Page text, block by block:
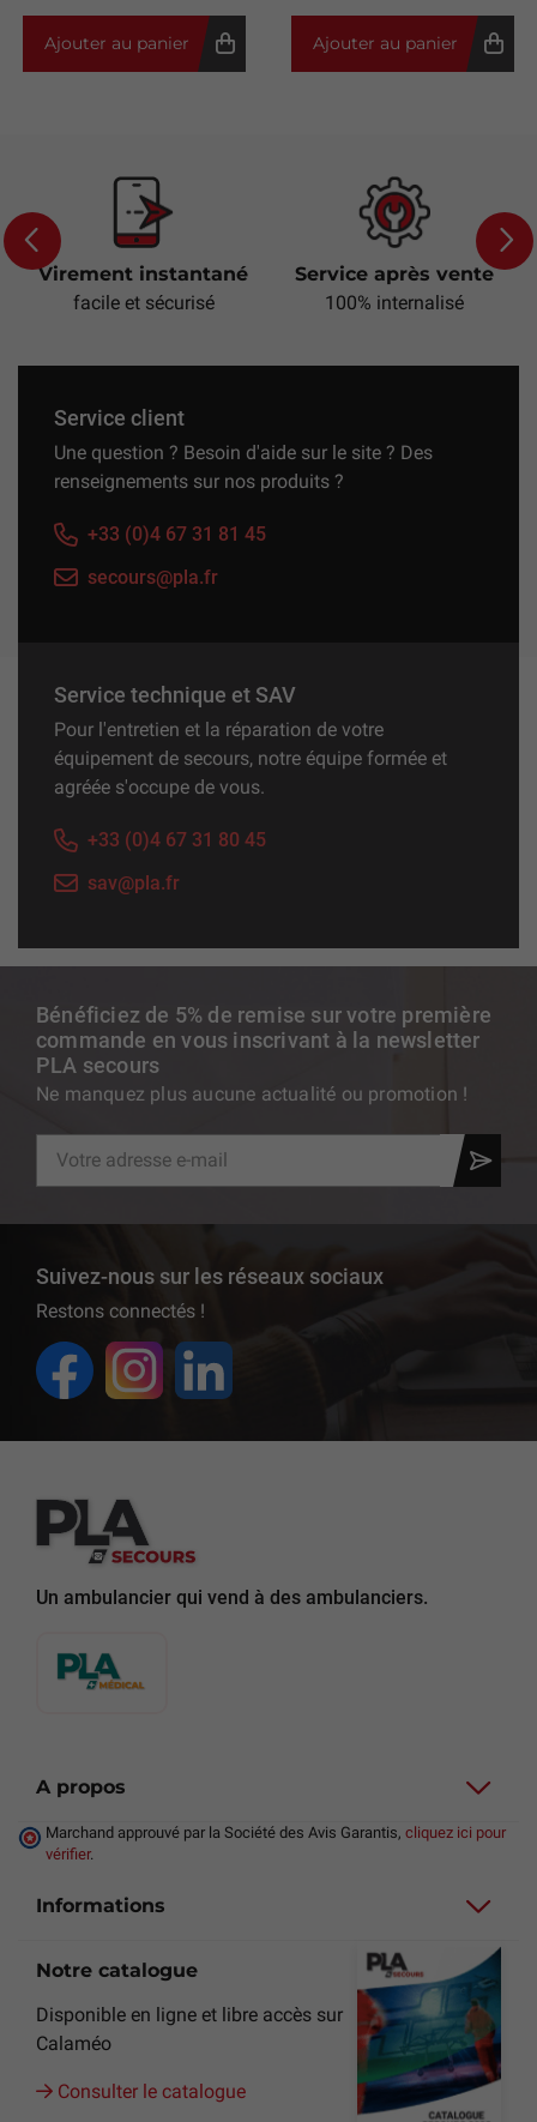
Ajouter au panier Ajouter au panier
Previous
Virement instantané
facile et sécurisé
Service après vente
100% internalisé
Bénéficiez de 5% de remise sur votre première
commande en vous inscrivant à la newsletter
PLA secours
Ne manquez plus aucune actualité ou promotion !
Suivez-nous sur les réseaux sociaux
Restons connectés !
Service client
Une question ? Besoin d'aide sur le site ? Des
renseignements sur nos produits ?
+33 (0)4 67 31 81 45
secours@pla.fr
Service technique et SAV
Pour l'entretien et la réparation de votre
équipement de secours, notre équipe formée et
agréée s'occupe de vous.
+33 (0)4 67 31 80 45
sav@pla.fr
Un ambulancier qui vend à des ambulanciers.
A propos
Marchand approuvé par la Société des Avis Garantis, cliquez ici pour
vérifier.
Informations
Notre catalogue
Disponible en ligne et libre accès sur
Calaméo
Consulter le catalogue